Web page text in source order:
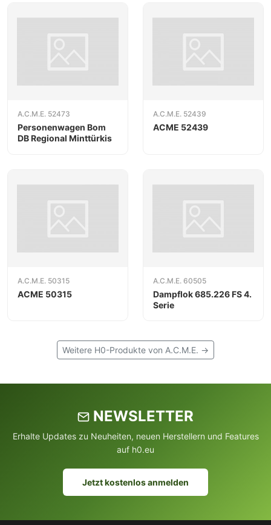
A.C.M.E. 52473
Personenwagen Bom
DB Regional Minttürkis
A.C.M.E. 52439
ACME 52439
A.C.M.E. 50315
ACME 50315
A.C.M.E. 60505
Dampflok 685.226 FS 4.
Serie
Weitere H0-Produkte von A.C.M.E. →
NEWSLETTER
Erhalte Updates zu Neuheiten, neuen Herstellern und Features
auf h0.eu
Jetzt kostenlos anmelden